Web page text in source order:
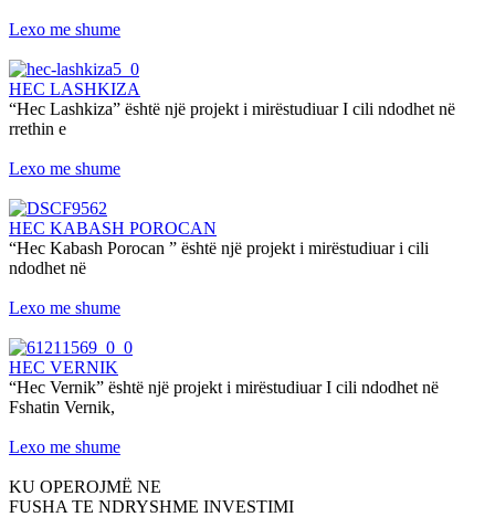
Lexo me shume
HEC LASHKIZA
“Hec Lashkiza” është një projekt i mirëstudiuar I cili ndodhet në
rrethin e
Lexo me shume
HEC KABASH POROCAN
“Hec Kabash Porocan ” është një projekt i mirëstudiuar i cili
ndodhet në
Lexo me shume
HEC VERNIK
“Hec Vernik” është një projekt i mirëstudiuar I cili ndodhet në
Fshatin Vernik,
Lexo me shume
KU OPEROJMË NE
FUSHA TE NDRYSHME INVESTIMI